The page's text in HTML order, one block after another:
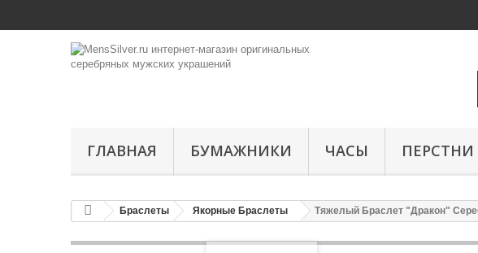
ГЛАВНАЯ БУМАЖНИКИ ЧАСЫ
Браслеты Якорные Браслеты Тяжелый Браслет "Дракон"